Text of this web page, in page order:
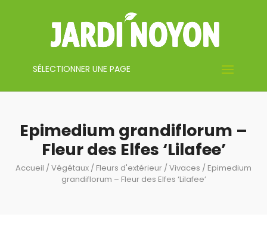
SÉLECTIONNER UNE PAGE
Epimedium grandiflorum –
Fleur des Elfes ‘Lilafee’
Accueil /Végétaux / Fleurs d'extérieur /Vivaces / Epimedium
grandiflorum – Fleur des Elfes ‘Lilafee’